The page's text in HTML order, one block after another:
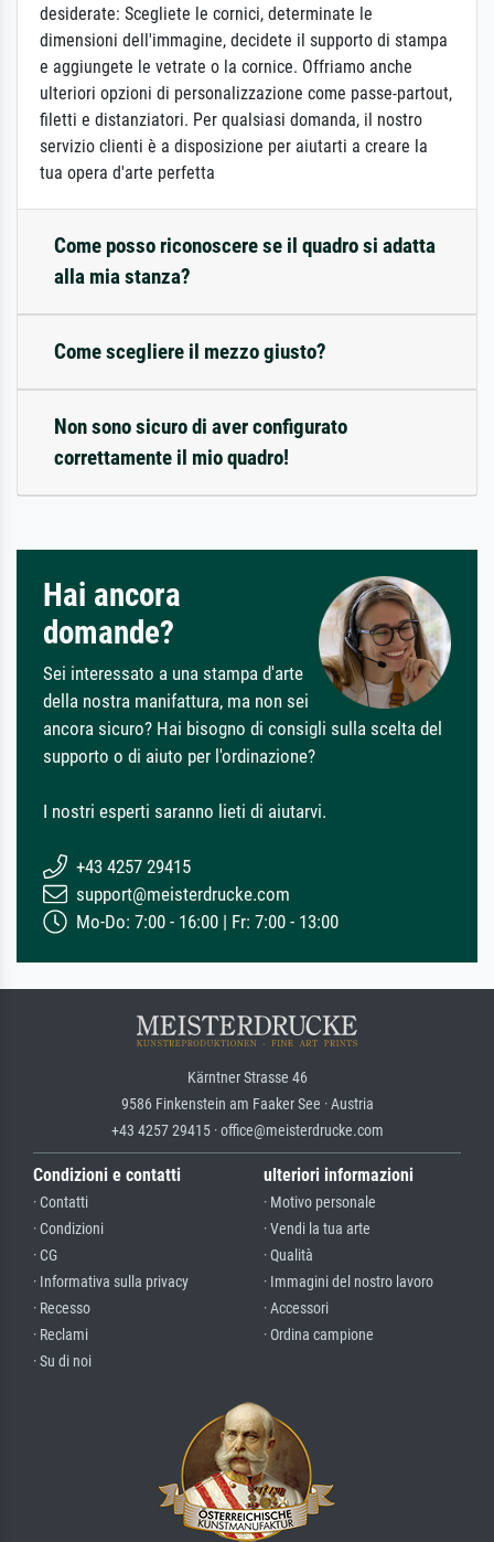
desiderate: Scegliete le cornici, determinate le
dimensioni dell'immagine, decidete il supporto di stampa
e aggiungete le vetrate o la cornice. Offriamo anche
ulteriori opzioni di personalizzazione come passe-partout,
filetti e distanziatori. Per qualsiasi domanda, il nostro
servizio clienti è a disposizione per aiutarti a creare la
tua opera d'arte perfetta
Come posso riconoscere se il quadro si adatta
alla mia stanza?
Come scegliere il mezzo giusto?
Non sono sicuro di aver configurato
correttamente il mio quadro!
Hai ancora
domande?
Sei interessato a una stampa d'arte
della nostra manifattura, ma non sei
ancora sicuro? Hai bisogno di consigli sulla scelta del
supporto o di aiuto per l'ordinazione?
I nostri esperti saranno lieti di aiutarvi.
+43 4257 29415
support@meisterdrucke.com
Mo-Do: 7:00 - 16:00 | Fr: 7:00 - 13:00
Kärntner Strasse 46
9586 Finkenstein am Faaker See · Austria
+43 4257 29415 · office@meisterdrucke.com
Condizioni e contatti
· Contatti
· Condizioni
· CG
· Informativa sulla privacy
· Recesso
· Reclami
· Su di noi
ulteriori informazioni
· Motivo personale
· Vendi la tua arte
· Qualità
· Immagini del nostro lavoro
· Accessori
· Ordina campione